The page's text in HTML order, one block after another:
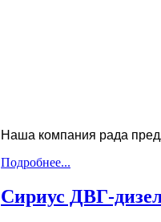
Наша компания рада
Подробнее...
Сириус ДВГ-